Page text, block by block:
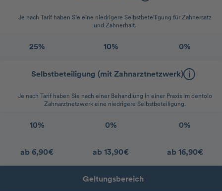
Je nach Tarif haben Sie eine niedrigere Selbstbeteiligung für Zahnersatz
und Zahnerhalt.
25% 10% 0%
Selbstbeteiligung (mit Zahnarztnetzwerk)
Je nach Tarif haben Sie nach einer Behandlung in einer Praxis im dentolo
Zahnarztnetzwerk eine niedrigere Selbstbeteiligung.
10% 0% 0%
ab 6,90€ ab 13,90€ ab 16,90€
Geltungsbereich